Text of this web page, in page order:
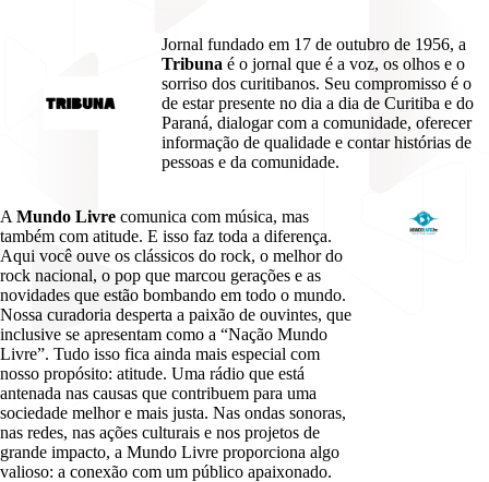
Jornal fundado em 17 de outubro de 1956, a
Tribuna é o jornal que é a voz, os olhos e o
sorriso dos curitibanos. Seu compromisso é o
de estar presente no dia a dia de Curitiba e do
Paraná, dialogar com a comunidade, oferecer
informação de qualidade e contar histórias de
pessoas e da comunidade.
A Mundo Livre comunica com música, mas
também com atitude. E isso faz toda a diferença.
Aqui você ouve os clássicos do rock, o melhor do
rock nacional, o pop que marcou gerações e as
novidades que estão bombando em todo o mundo.
Nossa curadoria desperta a paixão de ouvintes, que
inclusive se apresentam como a “Nação Mundo
Livre”. Tudo isso fica ainda mais especial com
nosso propósito: atitude. Uma rádio que está
antenada nas causas que contribuem para uma
sociedade melhor e mais justa. Nas ondas sonoras,
nas redes, nas ações culturais e nos projetos de
grande impacto, a Mundo Livre proporciona algo
valioso: a conexão com um público apaixonado.